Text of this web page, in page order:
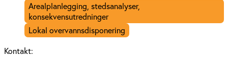
Arealplanlegging, stedsanalyser,
konsekvensutredninger
Lokal overvannsdisponering
Kontakt: